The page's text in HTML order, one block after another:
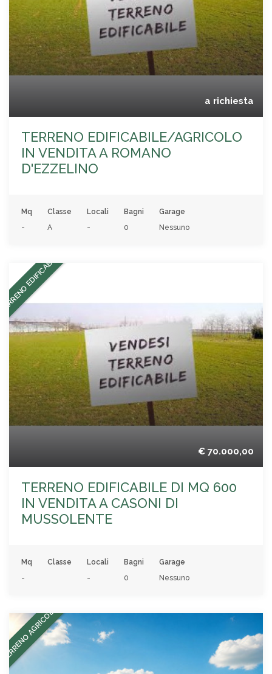
a richiesta
TERRENO EDIFICABILE/AGRICOLO
IN VENDITA A ROMANO
D'EZZELINO
Mq
-
Classe
A
Locali
-
Bagni
0
Garage
Nessuno
EDIFICABILE
€ 70.000,00
TERRENO EDIFICABILE DI MQ 600
IN VENDITA A CASONI DI
MUSSOLENTE
Mq
-
Classe
Locali
-
Bagni
0
Garage
Nessuno
TERRENO AGRICOLO